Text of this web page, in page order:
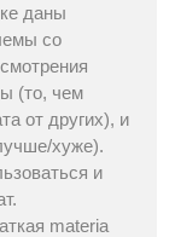
даны
со
(то, чем
от других), и
хуже).
и
materia